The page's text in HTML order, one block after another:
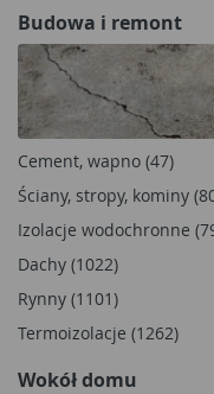
Budowa i remont
Cement, wapno (47)
Ściany, stropy, kominy
Izolacje wodochronne
Dachy (1022)
Rynny (1101)
Termoizolacje (1262)
Wokół domu